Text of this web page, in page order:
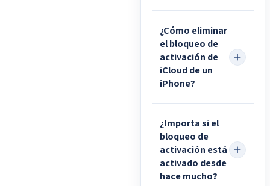
¿Cómo eliminar
el bloqueo de
activación de
iCloud de un
iPhone?
¿Importa si el
bloqueo de
activación está
activado desde
hace mucho?